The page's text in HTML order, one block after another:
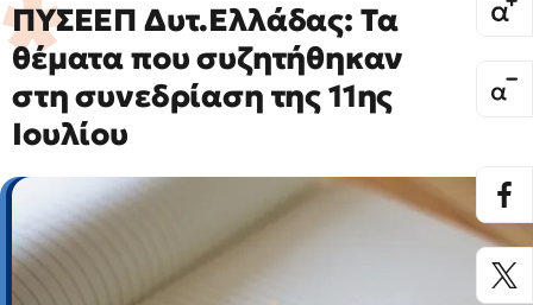
ΠΥΣΕΕΠ Δυτ.Ελλάδας: Τα
θέματα που συζητήθηκαν
στη συνεδρίαση της 11ης
Ιουλίου